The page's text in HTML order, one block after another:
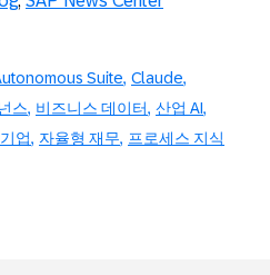
Suite Claude
스 비즈니스 데이터 산업 AI
업 자율형 재무 프로세스 지식